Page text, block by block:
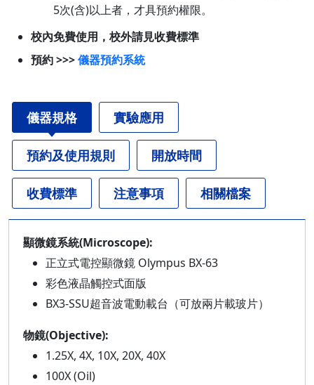
5次(含)以上者，才具預約權限。
校內免費使用，校外請見收費標準
預約 >>>儀器預約系統
儀器規格 實驗應用
預約及使用規則 開放時間
收費標準 注意事項 相關檔案
顯微鏡系統(Microscope):
正立式電控顯微鏡 Olympus BX-63
彩色液晶觸控式面版
BX3-SSU超音波電動載台（可放兩片載玻片）
物鏡(Objective):
1.25X, 4X, 10X, 20X, 40X
100X (Oil)